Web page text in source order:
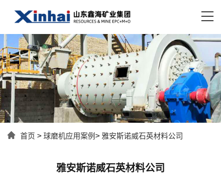
首页 > 球磨机应用案例> 雅安斯诺威石英材料公司
雅安斯诺威石英材料公司